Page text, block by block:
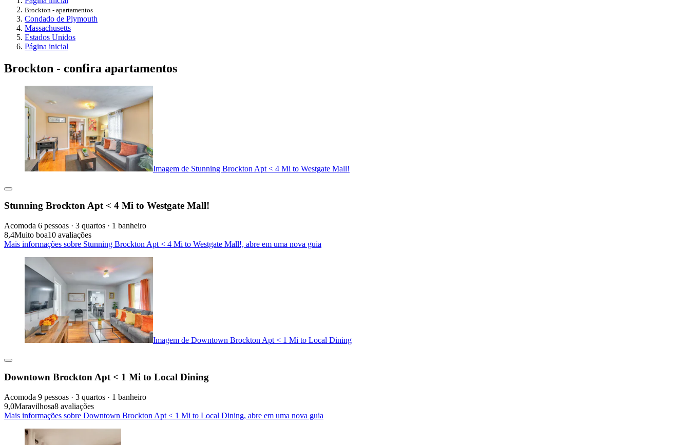
Brockton - apartamentos
Condado de Plymouth
Massachusetts
Estados Unidos
Página inicial
Brockton - confira apartamentos
Imagem de Stunning Brockton Apt < 4 Mi to Westgate Mall!
Stunning Brockton Apt < 4 Mi to Westgate Mall!
Acomoda 6 pessoas · 3 quartos · 1 banheiro
8,4Muito boa10 avaliações
Mais informações sobre Stunning Brockton Apt < 4 Mi to Westgate Mall!, abre em uma nova guia
Imagem de Downtown Brockton Apt < 1 Mi to Local Dining
Downtown Brockton Apt < 1 Mi to Local Dining
Acomoda 9 pessoas · 3 quartos · 1 banheiro
9,0Maravilhosa8 avaliações
Mais informações sobre Downtown Brockton Apt < 1 Mi to Local Dining, abre em uma nova guia